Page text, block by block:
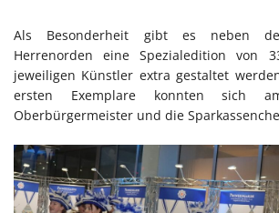
Als Besonderheit gibt es neben
Herrenorden eine Spezialedition von
jeweiligen Künstler extra gestaltet
ersten Exemplare konnten sich
Oberbürgermeister und die